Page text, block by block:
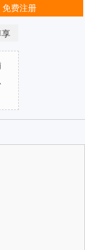
免费注册